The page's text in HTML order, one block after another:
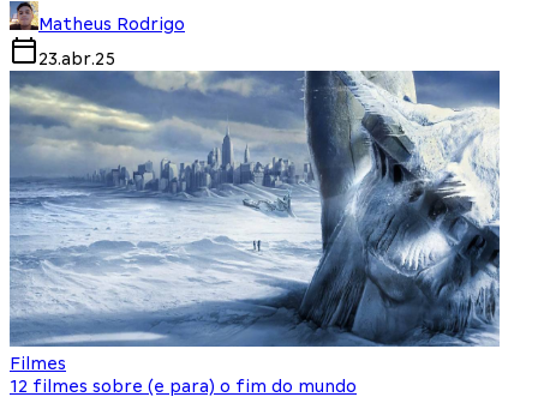
Matheus Rodrigo
23.abr.25
Filmes
12 filmes sobre (e para) o fim do mundo